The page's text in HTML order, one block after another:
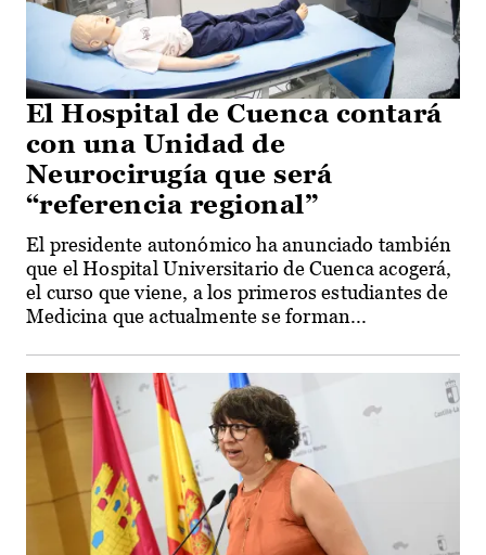
El Hospital de Cuenca contará
con una Unidad de
Neurocirugía que será
“referencia regional”
El presidente autonómico ha anunciado también
que el Hospital Universitario de Cuenca acogerá,
el curso que viene, a los primeros estudiantes de
Medicina que actualmente se forman...